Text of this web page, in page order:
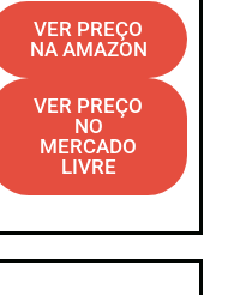
VER PREÇO
NA AMAZON
VER PREÇO
NO
MERCADO
LIVRE